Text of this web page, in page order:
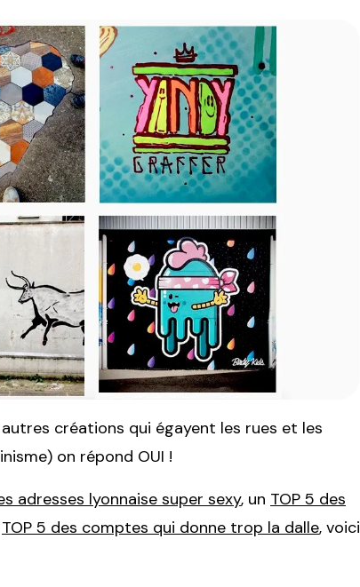
créations qui égayent les rues et les
on répond OUI !
adresses lyonnaise super sexy, un TOP 5 des
TOP 5 des comptes qui donne trop la dalle, voici